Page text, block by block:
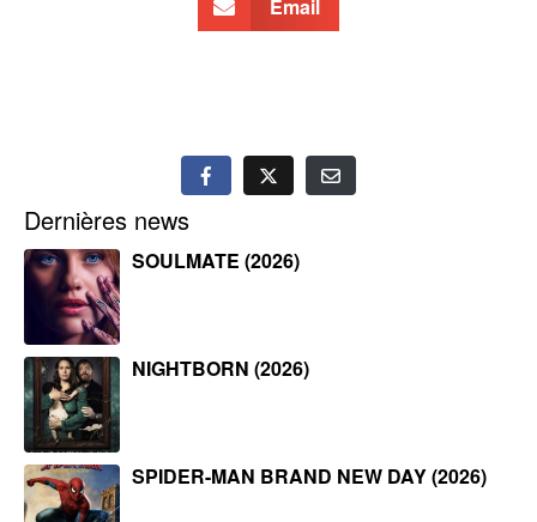
Email
Dernières news
SOULMATE (2026)
NIGHTBORN (2026)
SPIDER-MAN BRAND NEW DAY (2026)